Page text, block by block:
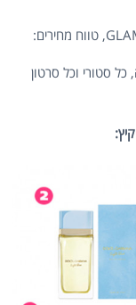
GLAMMIE, טווח מחירים:
סטורי וכל סרטון